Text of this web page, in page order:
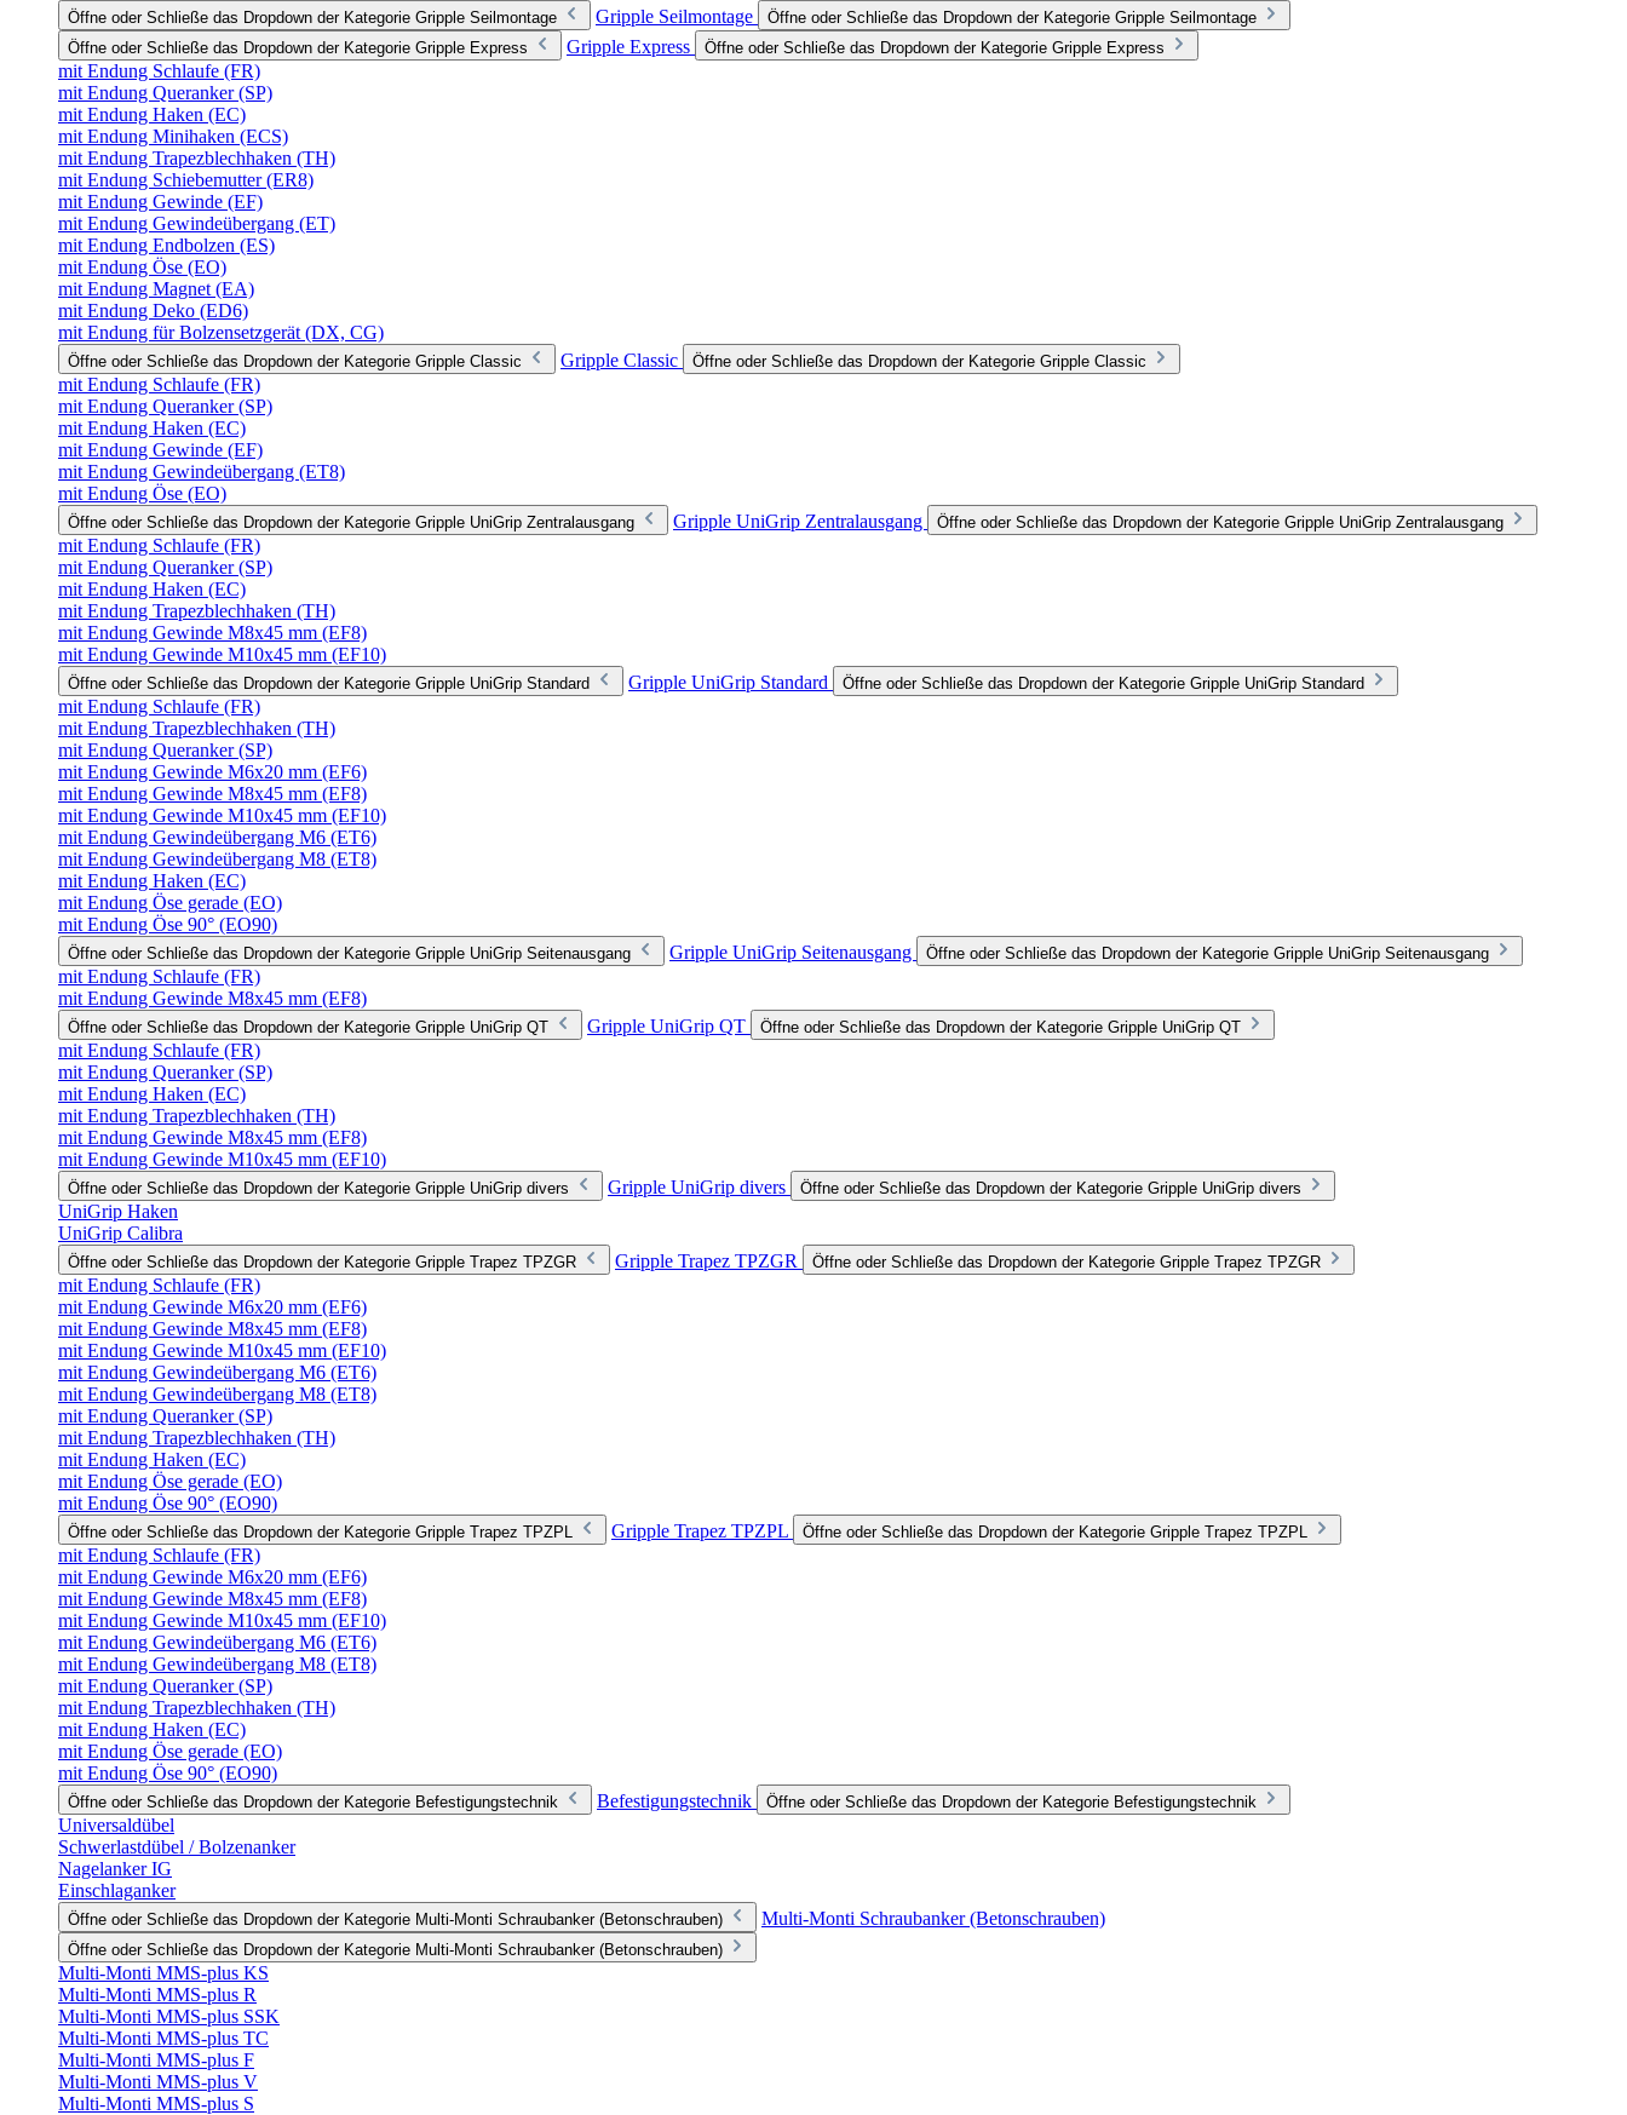
Öffne oder Schließe das Dropdown der Kategorie Gripple Seilmontage Gripple Seilmontage
Öffne oder Schließe das Dropdown der Kategorie Gripple Seilmontage
Öffne oder Schließe das Dropdown der Kategorie Gripple Express
Gripple Express Öffne oder Schließe das Dropdown der Kategorie Gripple Express
mit Endung Schlaufe (FR)
mit Endung Queranker (SP)
mit Endung Haken (EC)
mit Endung Minihaken (ECS)
mit Endung Trapezblechhaken (TH)
mit Endung Schiebemutter (ER8)
mit Endung Gewinde (EF)
mit Endung Gewindeübergang (ET)
mit Endung Endbolzen (ES)
mit Endung Öse (EO)
mit Endung Magnet (EA)
mit Endung Deko (ED6)
mit Endung für Bolzensetzgerät (DX, CG)
Öffne oder Schließe das Dropdown der Kategorie Gripple Classic Gripple Classic Öffne oder Schließe das Dropdown der Kategorie Gripple Classic
mit Endung Schlaufe (FR)
mit Endung Queranker (SP)
mit Endung Haken (EC)
mit Endung Gewinde (EF)
mit Endung Gewindeübergang (ET8)
mit Endung Öse (EO)
Öffne oder Schließe das Dropdown der Kategorie Gripple UniGrip Zentralausgang Gripple UniGrip Zentralausgang Öffne oder Schließe das Dropdown der Kategorie Gripple UniGrip Zentralausgang
mit Endung Schlaufe (FR)
mit Endung Queranker (SP)
mit Endung Haken (EC)
mit Endung Trapezblechhaken (TH)
mit Endung Gewinde M8x45 mm (EF8)
mit Endung Gewinde M10x45 mm (EF10)
Öffne oder Schließe das Dropdown der Kategorie Gripple UniGrip Standard Gripple UniGrip Standard Öffne oder Schließe das Dropdown der Kategorie Gripple UniGrip Standard
mit Endung Schlaufe (FR)
mit Endung Trapezblechhaken (TH)
mit Endung Queranker (SP)
mit Endung Gewinde M6x20 mm (EF6)
mit Endung Gewinde M8x45 mm (EF8)
mit Endung Gewinde M10x45 mm (EF10)
mit Endung Gewindeübergang M6 (ET6)
mit Endung Gewindeübergang M8 (ET8)
mit Endung Haken (EC)
mit Endung Öse gerade (EO)
mit Endung Öse 90° (EO90)
Öffne oder Schließe das Dropdown der Kategorie Gripple UniGrip Seitenausgang Gripple UniGrip Seitenausgang Öffne oder Schließe das Dropdown der Kategorie Gripple UniGrip Seitenausgang
mit Endung Schlaufe (FR)
mit Endung Gewinde M8x45 mm (EF8)
Öffne oder Schließe das Dropdown der Kategorie Gripple UniGrip QT Gripple UniGrip QT Öffne oder Schließe das Dropdown der Kategorie Gripple UniGrip QT
mit Endung Schlaufe (FR)
mit Endung Queranker (SP)
mit Endung Haken (EC)
mit Endung Trapezblechhaken (TH)
mit Endung Gewinde M8x45 mm (EF8)
mit Endung Gewinde M10x45 mm (EF10)
Öffne oder Schließe das Dropdown der Kategorie Gripple UniGrip divers Gripple UniGrip divers Öffne oder Schließe das Dropdown der Kategorie Gripple UniGrip divers
UniGrip Haken
UniGrip Calibra
Öffne oder Schließe das Dropdown der Kategorie Gripple Trapez TPZGR Gripple Trapez TPZGR Öffne oder Schließe das Dropdown der Kategorie Gripple Trapez TPZGR
mit Endung Schlaufe (FR)
mit Endung Gewinde M6x20 mm (EF6)
mit Endung Gewinde M8x45 mm (EF8)
mit Endung Gewinde M10x45 mm (EF10)
mit Endung Gewindeübergang M6 (ET6)
mit Endung Gewindeübergang M8 (ET8)
mit Endung Queranker (SP)
mit Endung Trapezblechhaken (TH)
mit Endung Haken (EC)
mit Endung Öse gerade (EO)
mit Endung Öse 90° (EO90)
Öffne oder Schließe das Dropdown der Kategorie Gripple Trapez TPZPL Gripple Trapez TPZPL Öffne oder Schließe das Dropdown der Kategorie Gripple Trapez TPZPL
mit Endung Schlaufe (FR)
mit Endung Gewinde M6x20 mm (EF6)
mit Endung Gewinde M8x45 mm (EF8)
mit Endung Gewinde M10x45 mm (EF10)
mit Endung Gewindeübergang M6 (ET6)
mit Endung Gewindeübergang M8 (ET8)
mit Endung Queranker (SP)
mit Endung Trapezblechhaken (TH)
mit Endung Haken (EC)
mit Endung Öse gerade (EO)
mit Endung Öse 90° (EO90)
Öffne oder Schließe das Dropdown der Kategorie Befestigungstechnik Befestigungstechnik Öffne oder Schließe das Dropdown der Kategorie Befestigungstechnik
Universaldübel
Schwerlastdübel / Bolzenanker
Nagelanker IG
Einschlaganker
Öffne oder Schließe das Dropdown der Kategorie Multi-Monti Schraubanker (Betonschrauben) Multi-Monti Schraubanker (Betonschrauben)
Öffne oder Schließe das Dropdown der Kategorie Multi-Monti Schraubanker (Betonschrauben)
Multi-Monti MMS-plus KS
Multi-Monti MMS-plus R
Multi-Monti MMS-plus SSK
Multi-Monti MMS-plus TC
Multi-Monti MMS-plus F
Multi-Monti MMS-plus V
Multi-Monti MMS-plus S